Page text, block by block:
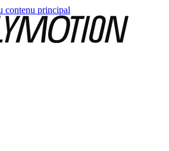
contenu principal